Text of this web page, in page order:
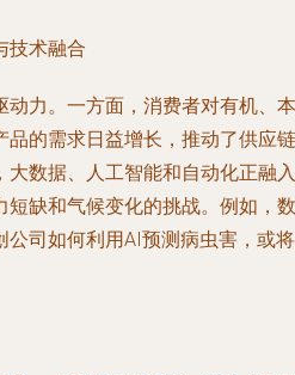
技术融合
力。一方面，消费者对有机、本
的需求日益增长，推动了供应链
数据、人工智能和自动化正融入
缺和气候变化的挑战。例如，数
司如何利用AI预测病虫害，或将